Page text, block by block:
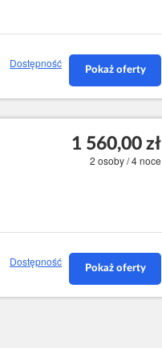
Dostępność
Pokaż oferty
1 560,00 zł
2 osoby / 4 noce
Dostępność
Pokaż oferty